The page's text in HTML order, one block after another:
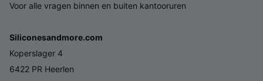
Voor alle vragen binnen en buiten kantooruren
Siliconesandmore.com
Koperslager 4
6422 PR Heerlen